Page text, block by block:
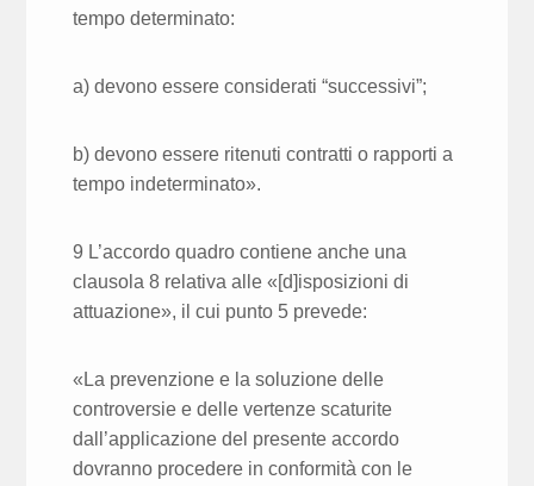
tempo determinato:
a) devono essere considerati “successivi”;
b) devono essere ritenuti contratti o rapporti a
tempo indeterminato».
9 L’accordo quadro contiene anche una
clausola 8 relativa alle «[d]isposizioni di
attuazione», il cui punto 5 prevede:
«La prevenzione e la soluzione delle
controversie e delle vertenze scaturite
dall’applicazione del presente accordo
dovranno procedere in conformità con le